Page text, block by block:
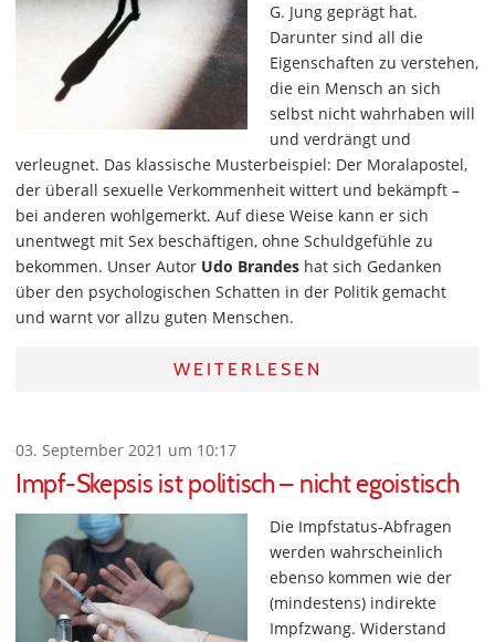
G. Jung geprägt hat.
Darunter sind all die
Eigenschaften zu verstehen,
die ein Mensch an sich
selbst nicht wahrhaben will
und verdrängt und
verleugnet. Das klassische Musterbeispiel: Der Moralapostel,
der überall sexuelle Verkommenheit wittert und bekämpft –
bei anderen wohlgemerkt. Auf diese Weise kann er sich
unentwegt mit Sex beschäftigen, ohne Schuldgefühle zu
bekommen. Unser Autor Udo Brandes hat sich Gedanken
über den psychologischen Schatten in der Politik gemacht
und warnt vor allzu guten Menschen.
WEITERLESEN
03. September 2021 um 10:17
Impf-Skepsis ist politisch – nicht egoistisch
Die Impfstatus-Abfragen
werden wahrscheinlich
ebenso kommen wie der
(mindestens) indirekte
Impfzwang. Widerstand